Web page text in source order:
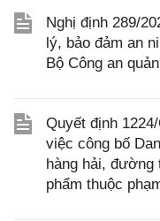
Nghị định 289/
lý, bảo đảm an
Bộ Công an
Quyết định
việc công bố
hàng hải, đường
phẩm thuộc